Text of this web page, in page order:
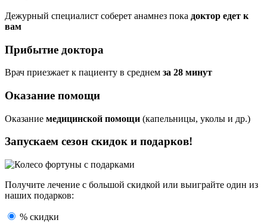
Дежурный специалист соберет анамнез пока доктор едет к
вам
Прибытие доктора
Врач приезжает к пациенту в среднем за 28 минут
Оказание помощи
Оказание медицинской помощи (капельницы, уколы и др.)
Запускаем сезон скидок и подарков!
Получите лечение с большой скидкой или выиграйте один из
наших подарков:
% скидки